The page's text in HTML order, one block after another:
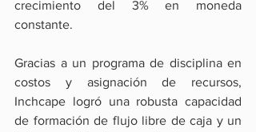
crecimiento del 3% en moneda
constante.
Gracias a un programa de disciplina en
costos y asignación de recursos,
Inchcape logró una robusta capacidad
de formación de flujo libre de caja y un